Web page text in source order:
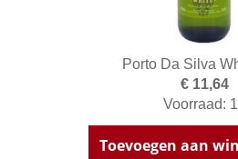
Porto Da Silva
€ 11,64
Voorraad:
Toevoegen aan